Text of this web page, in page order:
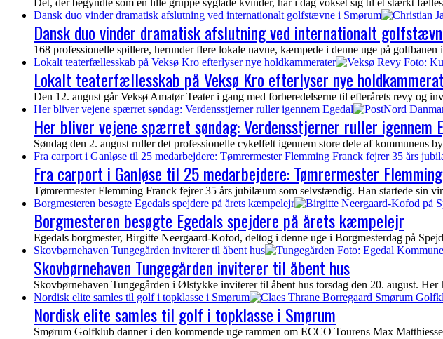
Det, der begyndte som en lille gruppe syglade kvinder, har i dag vokset sig til et stærkt
Dansk duo vinder dramatisk afslutning ved internationalt golfstævne i Smørum
Dansk duo vinder dramatisk afslutning ved internationalt
168 professionelle spillere, herunder flere lokale navne, kæmpede i denne uge på
Lokalt teaterfællesskab på Veksø Kro efterlyser nye holdkammerater
Lokalt teaterfællesskab på Veksø Kro efterlyser nye
Den 12. august går Veksø Amatør Teater i gang med forberedelserne til efterårets revy og
Her bliver vejene spærret søndag: Verdensstjerner ruller igennem Egedal
Her bliver vejene spærret søndag: Verdensstjerner ruller igennem
Søndag den 2. august ruller det professionelle cykelfelt igennem store dele af kommunens
Fra carport i Ganløse til 25 medarbejdere: Tømrermester Flemming Franck fejrer 35 års
Fra carport i Ganløse til 25 medarbejdere: Tømrermester
Tømrermester Flemming Franck fejrer 35 års jubilæum som selvstændig. Han startede sin
Borgmesteren besøgte Egedals spejdere på årets kæmpelejr
Borgmesteren besøgte Egedals spejdere på årets kæmpelejr
Egedals borgmester, Birgitte Neergaard-Kofod, deltog i denne uge i Borgmesterdag på
Skovbørnehaven Tungegården inviterer til åbent hus
Skovbørnehaven Tungegården inviterer til åbent hus
Skovbørnehaven Tungegården i Ølstykke inviterer til åbent hus torsdag den 20. august.
Nordisk elite samles til golf i topklasse i Smørum
Nordisk elite samles til golf i topklasse i Smørum
Smørum Golfklub danner i den kommende uge rammen om ECCO Tourens Max